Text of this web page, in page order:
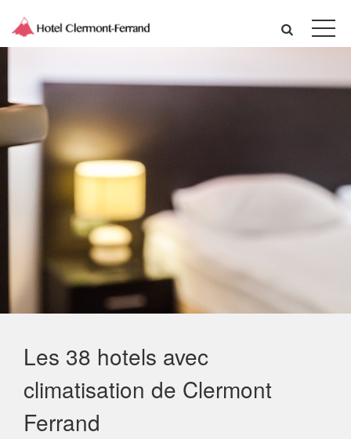
Les 38 hotels avec
climatisation de Clermont
Ferrand